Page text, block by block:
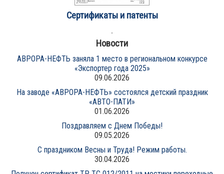
Сертификаты и патенты
Новости
АВРОРА-НЕФТЬ заняла 1 место в региональном конкурсе
«Экспортер года 2025»
09.06.2026
На заводе «АВРОРА-НЕФТЬ» состоялся детский праздник
«АВТО-ПАТИ»
01.06.2026
Поздравляем с Днем Победы!
09.05.2026
С праздником Весны и Труда! Режим работы.
30.04.2026